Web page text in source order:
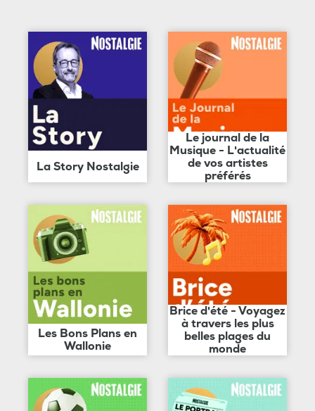
La Story Nostalgie
Le journal de la
Musique - L'actualité
de vos artistes
préférés
Les Bons Plans en
Wallonie
Brice d'été - Voyagez
à travers les plus
belles plages du
monde